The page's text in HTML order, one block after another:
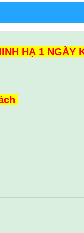
HẠ 1 NGÀY